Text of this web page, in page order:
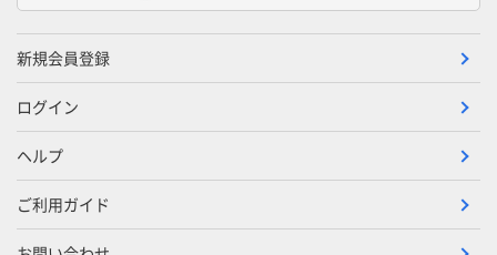
新規会員登録
ログイン
ヘルプ
ご利用ガイド